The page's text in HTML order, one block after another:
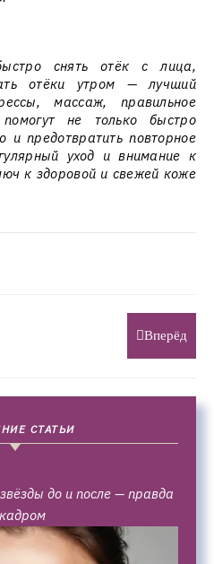
снять отёк с лица,
отёки утром — лучший
массаж, правильное
не только быстро
и предотвратить повторное
уход и внимание к
к здоровой и свежей коже
Вперёд
СТАТЬИ
до и после — правда